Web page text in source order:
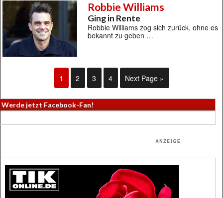
Robbie Williams
Ging in Rente
Robbie Williams zog sich zurück, ohne es
bekannt zu geben …
1 2 3 4 Next Page »
Werde jetzt Facebook-Fan!